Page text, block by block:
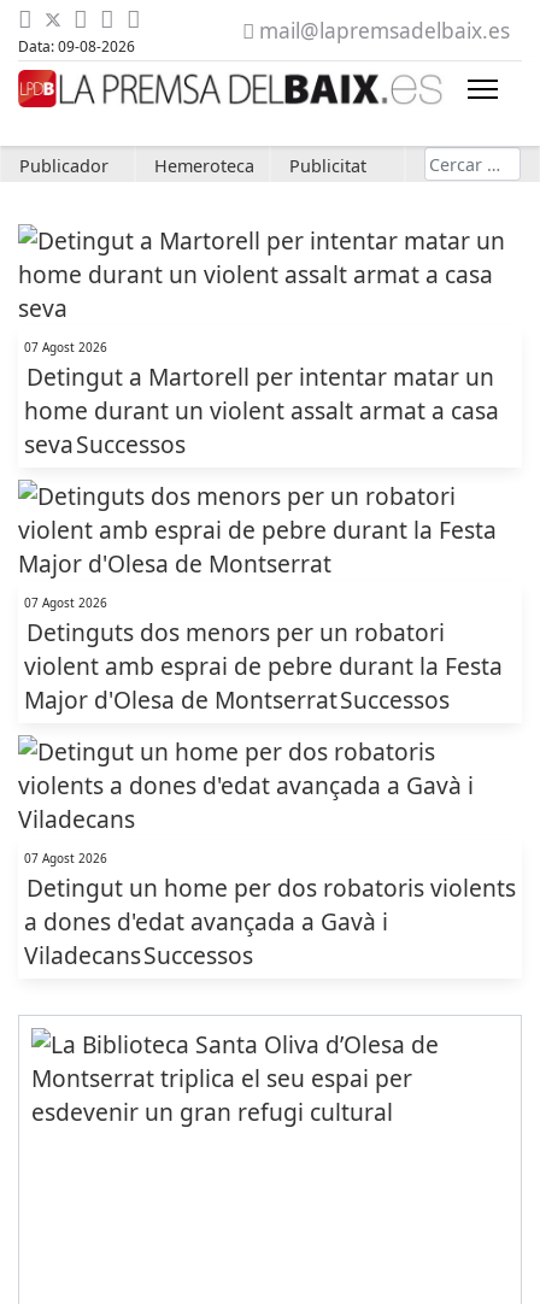
Data: 09-08-2026
mail@lapremsadelbaix.es
Publicador Hemeroteca Publicitat Cerca
07 Agost 2026
Detingut a Martorell per intentar matar un
home durant un violent assalt armat a casa
sevaSuccessos
07 Agost 2026
Detinguts dos menors per un robatori
violent amb esprai de pebre durant la Festa
Major d'Olesa de MontserratSuccessos
07 Agost 2026
Detingut un home per dos robatoris violents
a dones d'edat avançada a Gavà i
ViladecansSuccessos